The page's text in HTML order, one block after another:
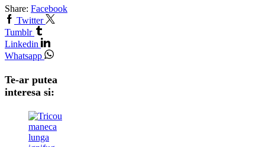
Share: Facebook
Twitter
Tumblr
Linkedin
Whatsapp
Te-ar putea
interesa si: